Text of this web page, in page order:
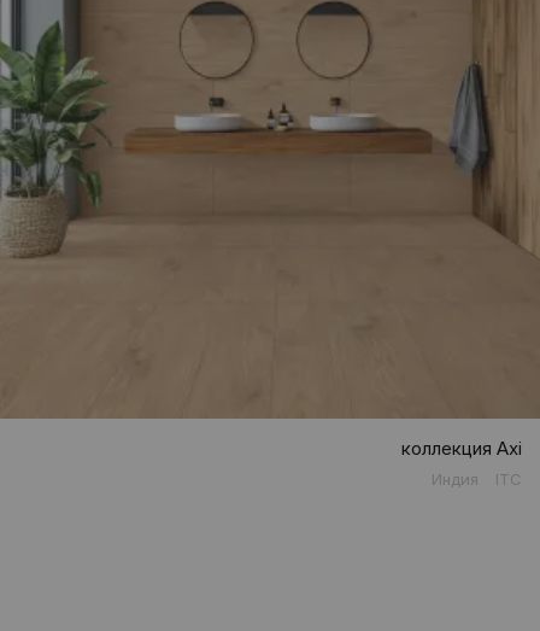
коллекция Axi
Индия ITC